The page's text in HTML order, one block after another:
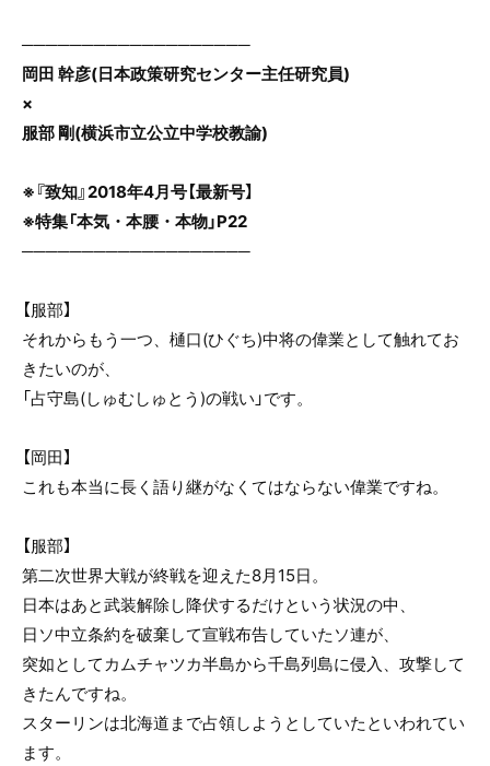
k
───────────────────
岡田 幹彦(日本政策研究センター主任研究員)
×
服部 剛(横浜市立公立中学校教諭)
※『致知』2018年4月号【最新号】
※特集「本気・本腰・本物」P22
───────────────────
【服部】
それからもう一つ、樋口(ひぐち)中将の偉業として触れてお
きたいのが、
「占守島(しゅむしゅとう)の戦い」です。
【岡田】
これも本当に長く語り継がなくてはならない偉業ですね。
【服部】
第二次世界大戦が終戦を迎えた8月15日。
日本はあと武装解除し降伏するだけという状況の中、
日ソ中立条約を破棄して宣戦布告していたソ連が、
突如としてカムチャツカ半島から千島列島に侵入、攻撃して
きたんですね。
スターリンは北海道まで占領しようとしていたといわれてい
ます。